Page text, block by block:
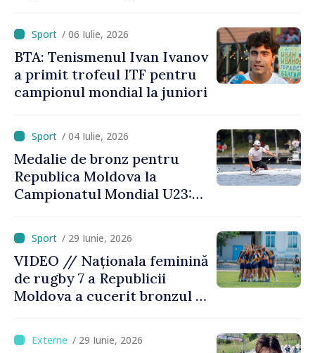
/ 06 Iulie, 2026
BTA: Tenismenul Ivan Ivanov
a primit trofeul ITF pentru
campionul mondial la juniori
/ 04 Iulie, 2026
Medalie de bronz pentru
Republica Moldova la
Campionatul Mondial U23:
urcat pe podium
/ 29 Iunie, 2026
VIDEO // Naționala feminină
de rugby 7 a Republicii
Moldova a cucerit bronzul la
Divizia Trophy
/ 29 Iunie, 2026